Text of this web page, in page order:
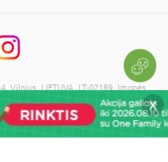
X
Vilnius, LIETUVA, LT-02189, Įmonės
LT216737314
be administracijos sutikimo